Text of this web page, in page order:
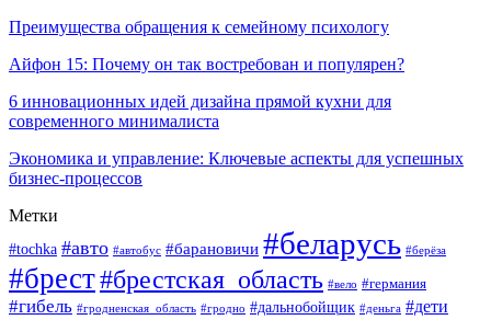
Преимущества обращения к семейному психологу
Айфон 15: Почему он так востребован и популярен?
6 инновационных идей дизайна прямой кухни для
современного минималиста
Экономика и управление: Ключевые аспекты для успешных
бизнес-процессов
Метки
#tochka #авто #автобус #барановичи #беларусь #берёза
#брест#брестская_область #вело #германия
#гибель #гродненская_область #гродно #дальнобойщик #деньга #дети